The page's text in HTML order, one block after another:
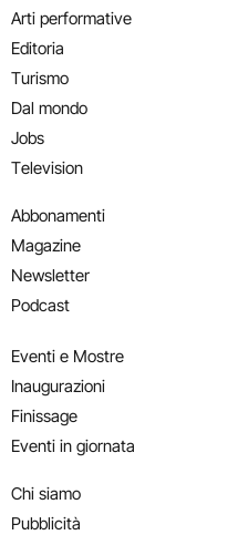
Arti performative
Editoria
Turismo
Dal mondo
Jobs
Television
Abbonamenti
Magazine
Newsletter
Podcast
Eventi e Mostre
Inaugurazioni
Finissage
Eventi in giornata
Chi siamo
Pubblicità